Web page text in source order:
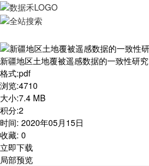
新疆地区土地覆被遥感数据的一致性研究
格式:pdf
浏览:4710
大小:7.4 MB
积分:2
时间: 2020年05月15日
收藏: 0
立即下载
局部预览